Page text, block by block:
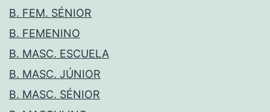
B. FEM. SÉNIOR
B. FEMENINO
B. MASC. ESCUELA
B. MASC. JÚNIOR
B. MASC. SÉNIOR